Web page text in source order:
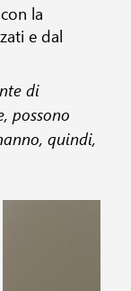
la
e dal
di
possono
quindi,